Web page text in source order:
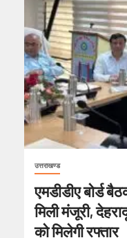
उत्तराखण्ड
एमडीडीए बोर्ड
मिली मंजूरी,
को मिलेगी रफ्तार